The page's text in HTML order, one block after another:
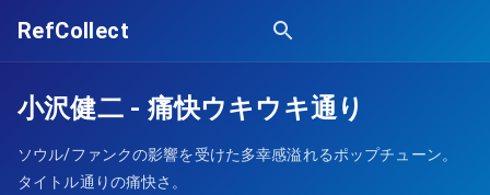
RefCollect
小沢健二- 痛快ウキウキ通り
ソウル/ファンクの影響を受けた多幸感溢れるポップチューン。
タイトル通りの痛快さ。